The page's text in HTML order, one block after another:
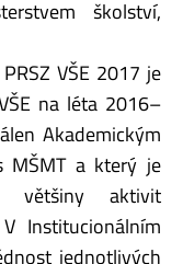
školství,
VŠE 2017 je
na léta 2016–
Akademickým
MŠMT a který je
většiny aktivit
Institucionálním
jednotlivých